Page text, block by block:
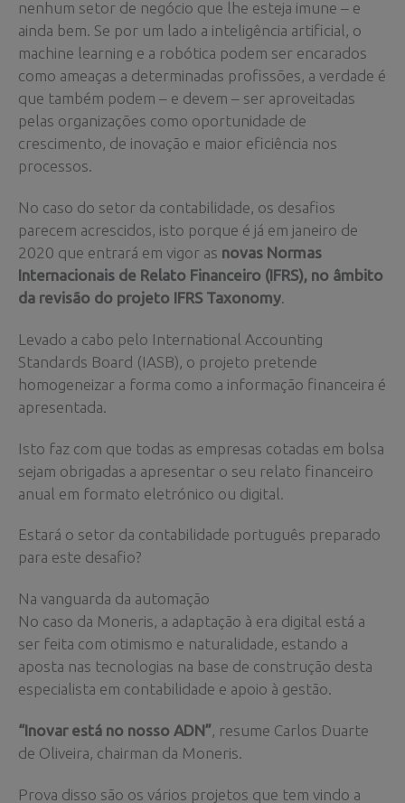
nenhum setor de negócio que lhe esteja imune – e
ainda bem. Se por um lado a inteligência artificial, o
machine learning e a robótica podem ser encarados
como ameaças a determinadas profissões, a verdade é
que também podem – e devem – ser aproveitadas
pelas organizações como oportunidade de
crescimento, de inovação e maior eficiência nos
processos.
No caso do setor da contabilidade, os desafios
parecem acrescidos, isto porque é já em janeiro de
2020 que entrará em vigor as novas Normas
Internacionais de Relato Financeiro (IFRS), no âmbito
da revisão do projeto IFRS Taxonomy.
Levado a cabo pelo International Accounting
Standards Board (IASB), o projeto pretende
homogeneizar a forma como a informação financeira é
apresentada.
Isto faz com que todas as empresas cotadas em bolsa
sejam obrigadas a apresentar o seu relato financeiro
anual em formato eletrónico ou digital.
Estará o setor da contabilidade português preparado
para este desafio?
Na vanguarda da automação
No caso da Moneris, a adaptação à era digital está a
ser feita com otimismo e naturalidade, estando a
aposta nas tecnologias na base de construção desta
especialista em contabilidade e apoio à gestão.
“Inovar está no nosso ADN”, resume Carlos Duarte
de Oliveira, chairman da Moneris.
Prova disso são os vários projetos que tem vindo a